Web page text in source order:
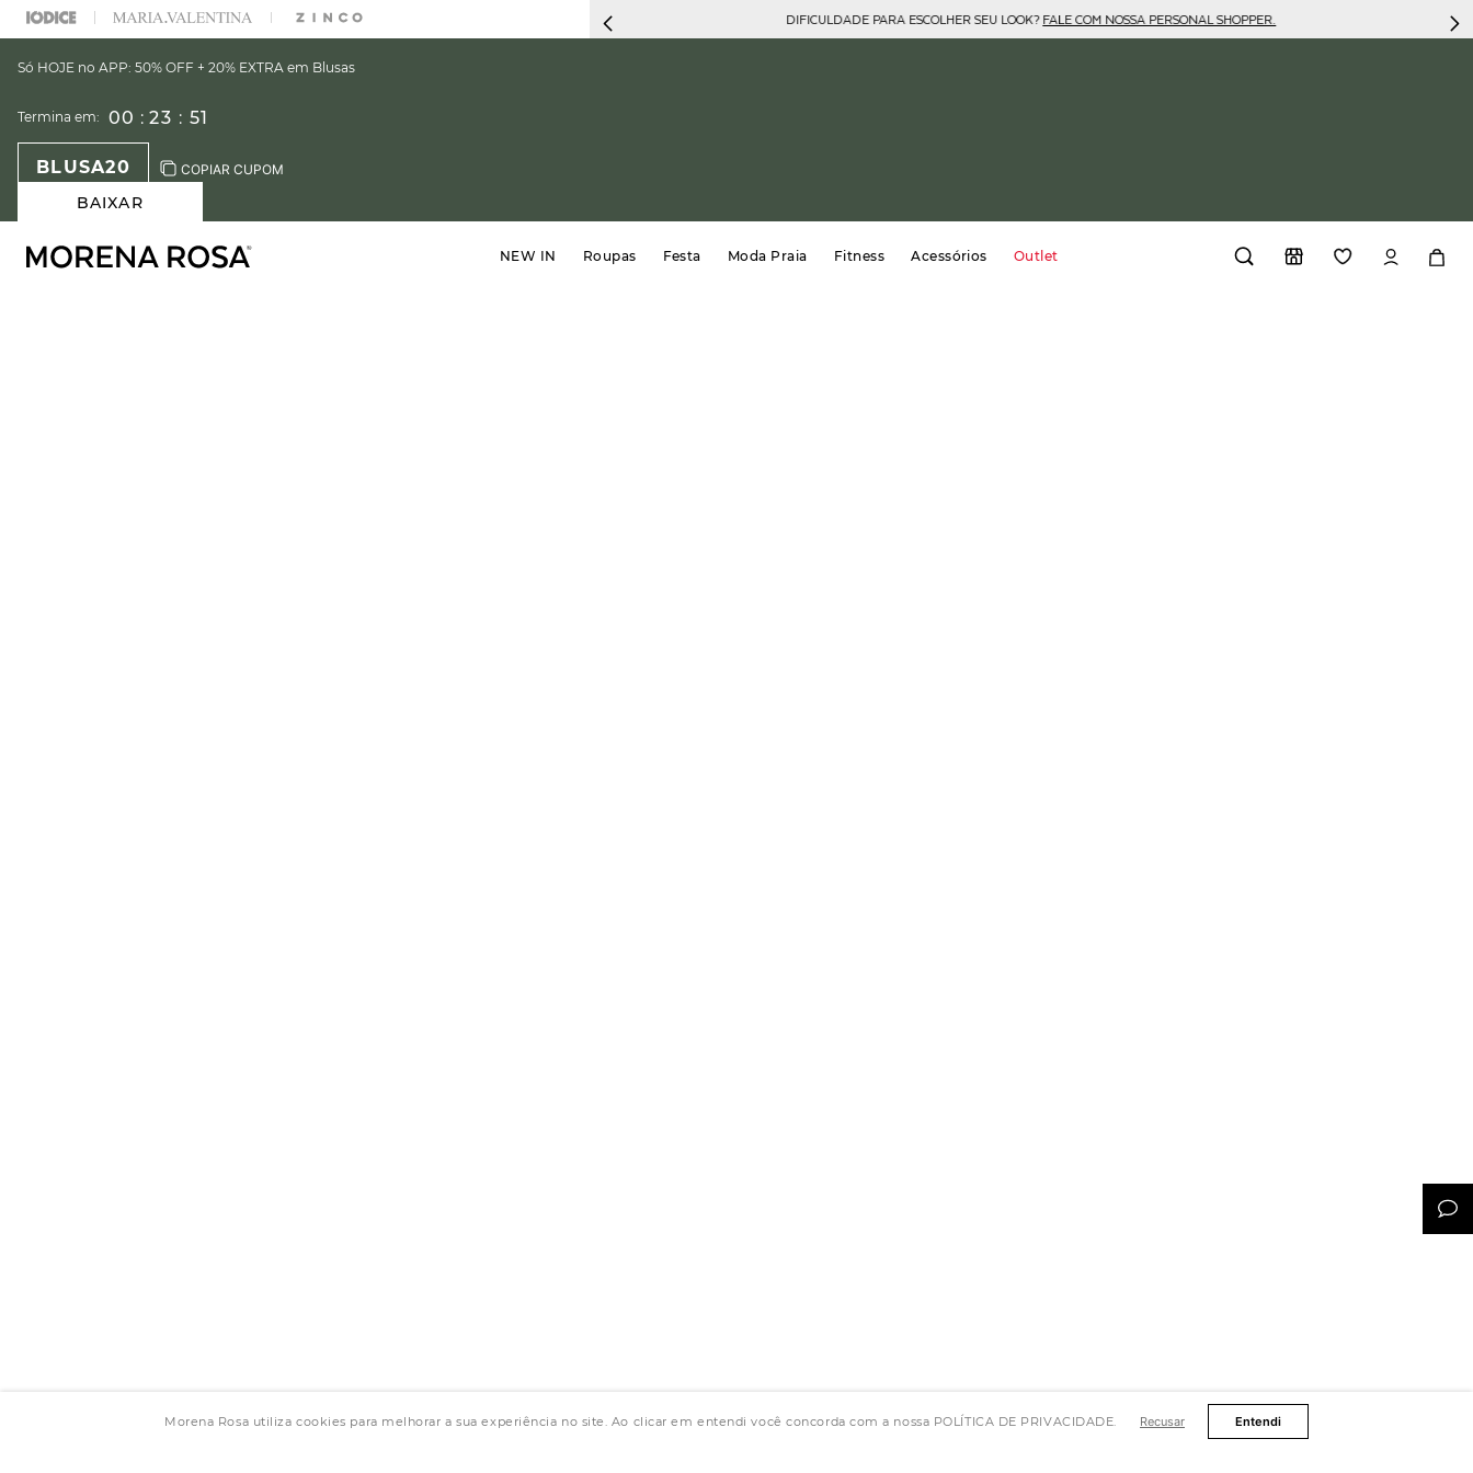
Morena Rosa utiliza cookies para melhorar a sua experiência no site. Ao clicar em entendi você concorda com a nossa POLÍTICA DE PRIVACIDADE. Recusar Entendi
OFF NA SUA 1° COMPRA USANDO O CUPOM: PRIMEIRAMR DIFICULDADE PARA ESCOLHER SEU LOOK?FALE COM NOSSA PERSONAL SHOPPER.
Só HOJE no APP: 50% OFF + 20% EXTRA em Blusas
Termina em: 00 : 23 : 50
BLUSA20 COPIAR CUPOM
BAIXAR
NEW IN Roupas Festa Moda Praia Fitness Acessórios Outlet